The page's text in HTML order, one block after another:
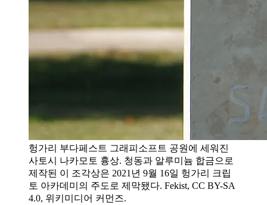
헝가리 부다페스트 그래피소프트 공원에 세워진
사토시 나카모토 흉상. 청동과 알루미늄 합금으로
제작된 이 조각상은 2021년 9월 16일 헝가리 크립
토 아카데미의 주도로 제막됐다. Fekist, CC BY-SA
4.0, 위키미디어 커먼즈.